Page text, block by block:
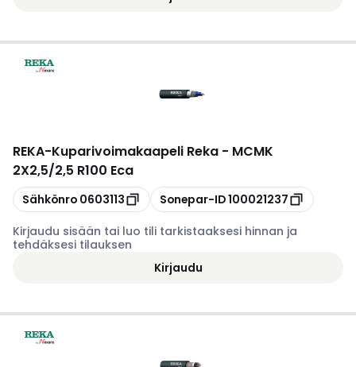
REKA-Kuparivoimakaapeli Reka - MCMK
2X2,5/2,5 R100 Eca
Kopioi
Sähkönro 0603113 Kopioi
Sonepar-ID100021237
Kirjaudu sisään tai luo tili tarkistaaksesi hinnan ja
tehdäksesi tilauksen
Kirjaudu